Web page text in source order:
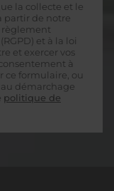
la collecte et le
partir de notre
règlement
et à la loi
et exercer vos
à
ce formulaire, ou
démarchage
politique de